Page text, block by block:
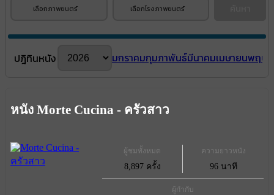
เลือกภาพยนตร์ เลือกโรงภาพยนตร์
ปฎิทินหนัง มกราคมกุมภาพันธ์มีนาคมเมษายนพฤษ
ผู้ชมทั้งหมด
8,897 ครั้ง
ความยาวหนัง
96 นาที
ผู้กำกับ
หนัง Morte Cucina - ครัวสาว